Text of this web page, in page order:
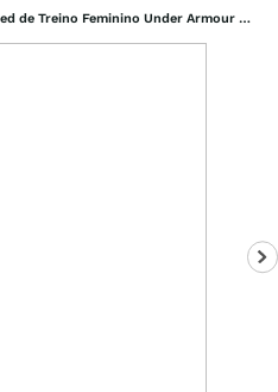
de Treino Feminino Under Armour